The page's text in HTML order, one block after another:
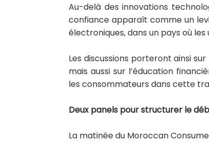
Au-delà des innovations
confiance apparaît comme un
électroniques, dans un pays où
Les discussions porteront ainsi
mais aussi sur l’éducation
les consommateurs dans cette
Deux panels pour structurer le
La matinée du Moroccan